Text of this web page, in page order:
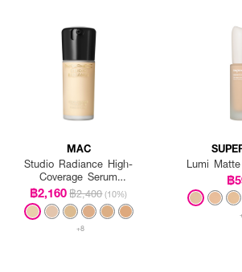
MAC
Studio Radiance High-
Coverage Serum
Foundation
฿2,160฿2,400 (10%)
+8
Lumi
฿